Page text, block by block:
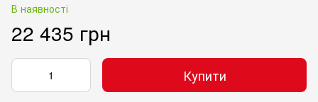
В наявності
22 435 грн
Купити